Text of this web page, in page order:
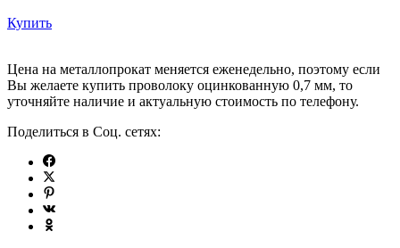
Купить
Цена на металлопрокат меняется еженедельно, поэтому если
Вы желаете купить проволоку оцинкованную 0,7 мм, то
уточняйте наличие и актуальную стоимость по телефону.
Поделиться в Соц. сетях: